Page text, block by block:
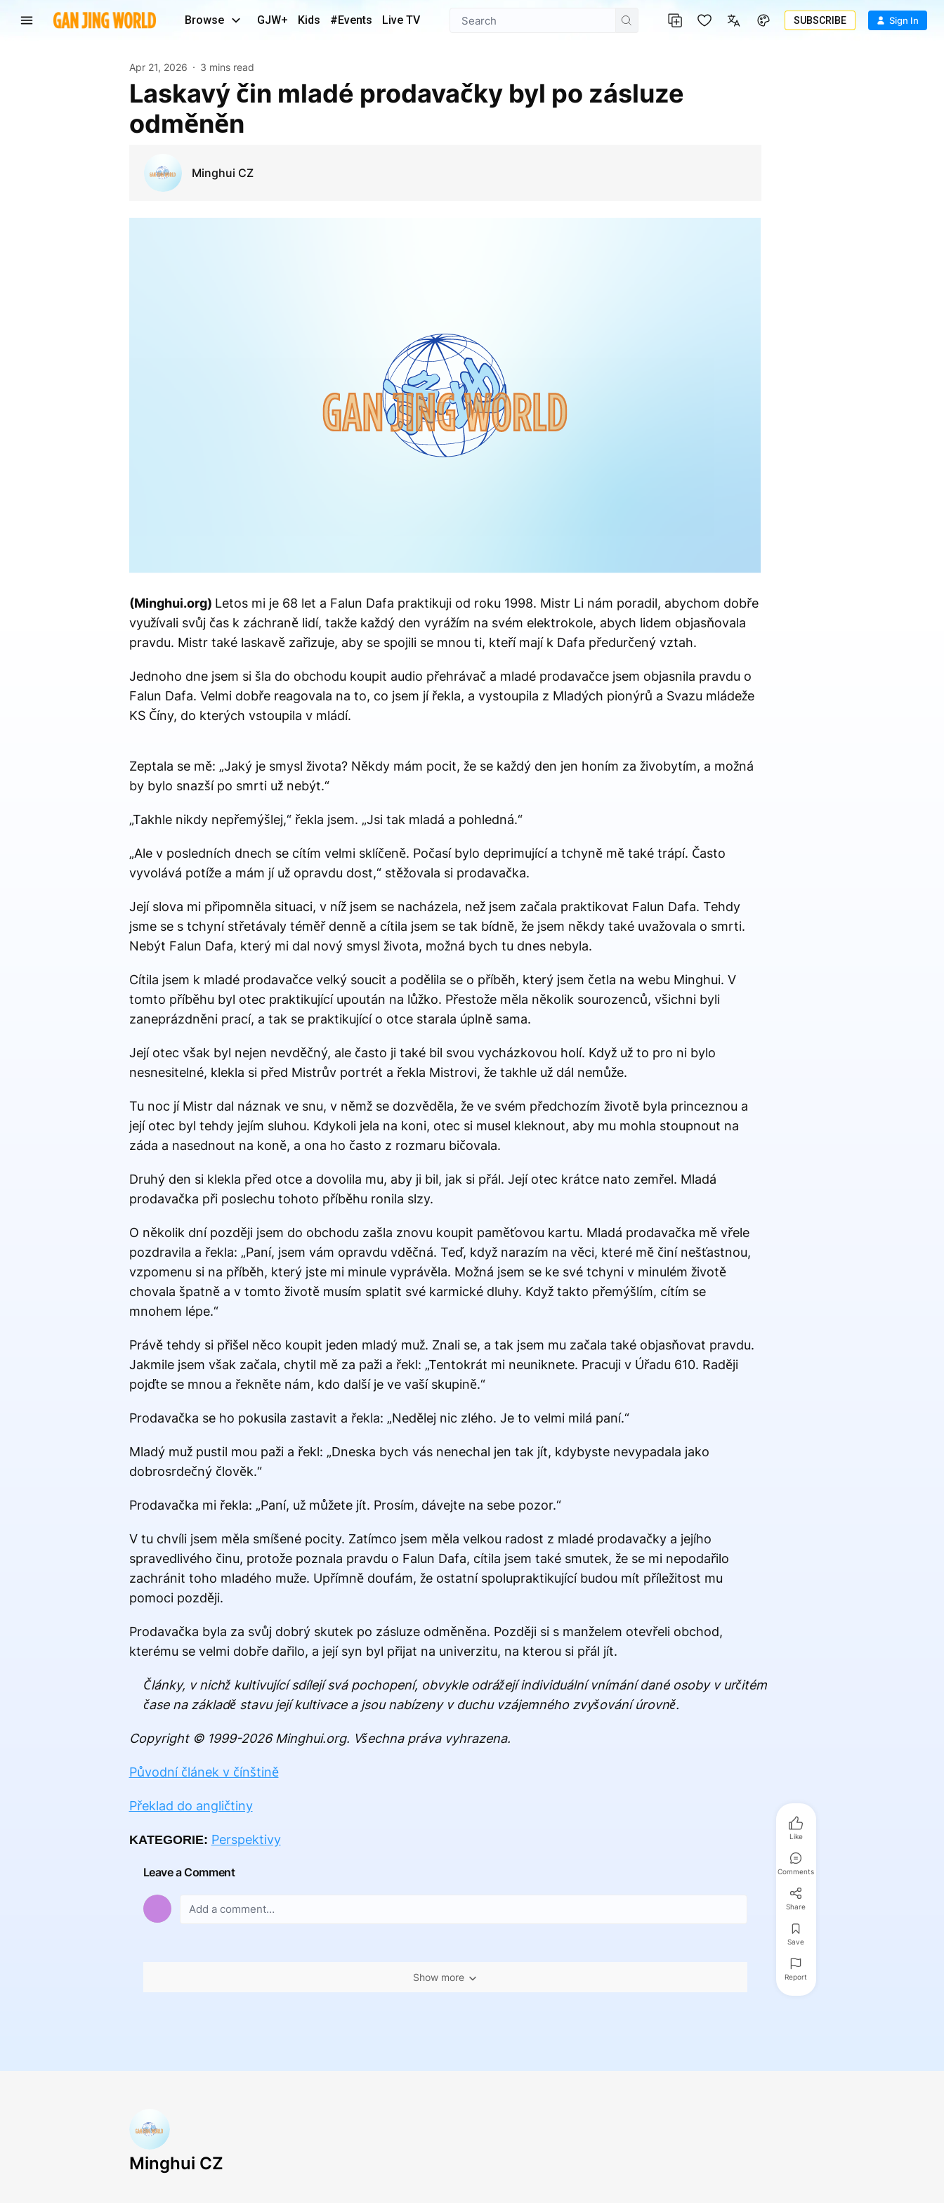
Browse GJW+ Kids #Events Live TV SUBSCRIBE Sign In
Apr 21, 2026 3 mins read
Laskavý čin mladé prodavačky byl po zásluze
odměněn
Minghui CZ
(Minghui.org) Letos mi je 68 let a Falun Dafa praktikuji od roku 1998. Mistr Li nám poradil, abychom dobře
využívali svůj čas k záchraně lidí, takže každý den vyrážím na svém elektrokole, abych lidem objasňovala
pravdu. Mistr také laskavě zařizuje, aby se spojili se mnou ti, kteří mají k Dafa předurčený vztah.
Jednoho dne jsem si šla do obchodu koupit audio přehrávač a mladé prodavačce jsem objasnila pravdu o
Falun Dafa. Velmi dobře reagovala na to, co jsem jí řekla, a vystoupila z Mladých pionýrů a Svazu mládeže
KS Číny, do kterých vstoupila v mládí.
Zeptala se mě: „Jaký je smysl života? Někdy mám pocit, že se každý den jen honím za živobytím, a možná
by bylo snazší po smrti už nebýt.“
„Takhle nikdy nepřemýšlej,“ řekla jsem. „Jsi tak mladá a pohledná.“
„Ale v posledních dnech se cítím velmi sklíčeně. Počasí bylo deprimující a tchyně mě také trápí. Často
vyvolává potíže a mám jí už opravdu dost,“ stěžovala si prodavačka.
Její slova mi připomněla situaci, v níž jsem se nacházela, než jsem začala praktikovat Falun Dafa. Tehdy
jsme se s tchyní střetávaly téměř denně a cítila jsem se tak bídně, že jsem někdy také uvažovala o smrti.
Nebýt Falun Dafa, který mi dal nový smysl života, možná bych tu dnes nebyla.
Cítila jsem k mladé prodavačce velký soucit a podělila se o příběh, který jsem četla na webu Minghui. V
tomto příběhu byl otec praktikující upoután na lůžko. Přestože měla několik sourozenců, všichni byli
zaneprázdněni prací, a tak se praktikující o otce starala úplně sama.
Její otec však byl nejen nevděčný, ale často ji také bil svou vycházkovou holí. Když už to pro ni bylo
nesnesitelné, klekla si před Mistrův portrét a řekla Mistrovi, že takhle už dál nemůže.
Tu noc jí Mistr dal náznak ve snu, v němž se dozvěděla, že ve svém předchozím životě byla princeznou a
její otec byl tehdy jejím sluhou. Kdykoli jela na koni, otec si musel kleknout, aby mu mohla stoupnout na
záda a nasednout na koně, a ona ho často z rozmaru bičovala.
Druhý den si klekla před otce a dovolila mu, aby ji bil, jak si přál. Její otec krátce nato zemřel. Mladá
prodavačka při poslechu tohoto příběhu ronila slzy.
O několik dní později jsem do obchodu zašla znovu koupit paměťovou kartu. Mladá prodavačka mě vřele
pozdravila a řekla: „Paní, jsem vám opravdu vděčná. Teď, když narazím na věci, které mě činí nešťastnou,
vzpomenu si na příběh, který jste mi minule vyprávěla. Možná jsem se ke své tchyni v minulém životě
chovala špatně a v tomto životě musím splatit své karmické dluhy. Když takto přemýšlím, cítím se
mnohem lépe.“
Právě tehdy si přišel něco koupit jeden mladý muž. Znali se, a tak jsem mu začala také objasňovat pravdu.
Jakmile jsem však začala, chytil mě za paži a řekl: „Tentokrát mi neuniknete. Pracuji v Úřadu 610. Raději
pojďte se mnou a řekněte nám, kdo další je ve vaší skupině.“
Prodavačka se ho pokusila zastavit a řekla: „Nedělej nic zlého. Je to velmi milá paní.“
Mladý muž pustil mou paži a řekl: „Dneska bych vás nenechal jen tak jít, kdybyste nevypadala jako
dobrosrdečný člověk.“
Prodavačka mi řekla: „Paní, už můžete jít. Prosím, dávejte na sebe pozor.“
V tu chvíli jsem měla smíšené pocity. Zatímco jsem měla velkou radost z mladé prodavačky a jejího
spravedlivého činu, protože poznala pravdu o Falun Dafa, cítila jsem také smutek, že se mi nepodařilo
zachránit toho mladého muže. Upřímně doufám, že ostatní spolupraktikující budou mít příležitost mu
pomoci později.
Prodavačka byla za svůj dobrý skutek po zásluze odměněna. Později si s manželem otevřeli obchod,
kterému se velmi dobře dařilo, a její syn byl přijat na univerzitu, na kterou si přál jít.
Články, v nichž kultivující sdílejí svá pochopení, obvykle odrážejí individuální vnímání dané osoby v určitém
čase na základě stavu její kultivace a jsou nabízeny v duchu vzájemného zvyšování úrovně.
Copyright © 1999-2026 Minghui.org. Všechna práva vyhrazena.
Původní článek v čínštině
Překlad do angličtiny
KATEGORIE: Perspektivy
Leave a Comment
Show more
Like
Comments
Share
Save
Report
Minghui CZ